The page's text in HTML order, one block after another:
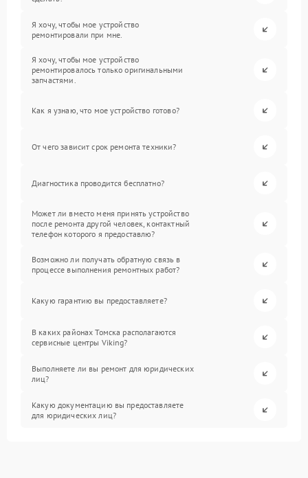
Я хочу, чтобы мое устройство
ремонтировали при мне.
Я хочу, чтобы мое устройство
ремонтировалось только оригинальными
запчастями.
Как я узнаю, что мое устройство готово?
От чего зависит срок ремонта техники?
Диагностика проводится бесплатно?
Может ли вместо меня принять устройство
после ремонта другой человек, контактный
телефон которого я предоставлю?
Возможно ли получать обратную связь в
процессе выполнения ремонтных работ?
Какую гарантию вы предоставляете?
В каких районах Томска располагаются
сервисные центры Viking?
Выполняете ли вы ремонт для юридических
лиц?
Какую документацию вы предоставляете
для юридических лиц?